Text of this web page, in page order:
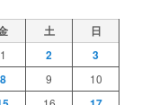
土 日
1 2
3
8 9 10